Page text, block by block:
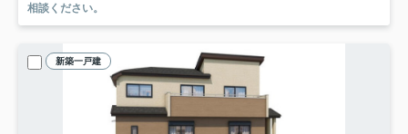
相談ください。
新築一戸建